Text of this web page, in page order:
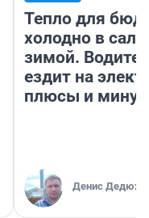
Тепло для
холодно в
зимой.
ездит на
плюсы и
Денис